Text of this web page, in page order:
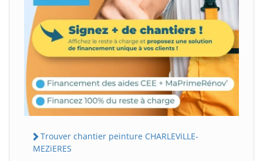
Trouver chantier peinture CHARLEViLLE-
MEZiERES